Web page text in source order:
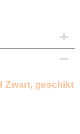
Zwart, geschikt